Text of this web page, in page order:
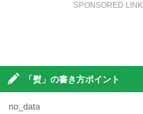
SPONSORED LINK
「熨」の書き方ポイント
no_data